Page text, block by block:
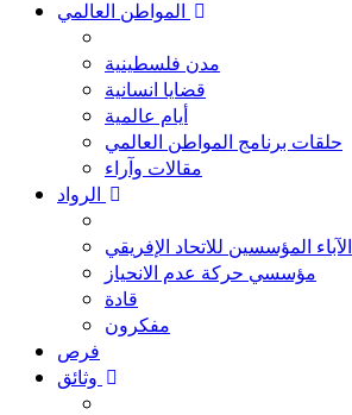
مدن فلسطينية
قضايا انسانية
أيام عالمية
حلقات برنامج المواطن العالمي
مقالات وآراء
الآباء المؤسسين للاتحاد الإفريقي
مؤسسي حركة عدم الانحياز
قادة
مفكرون
فرص